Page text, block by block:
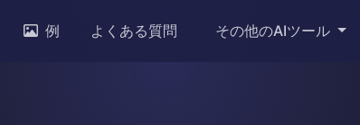
例 よくある質問 その他のAIツール